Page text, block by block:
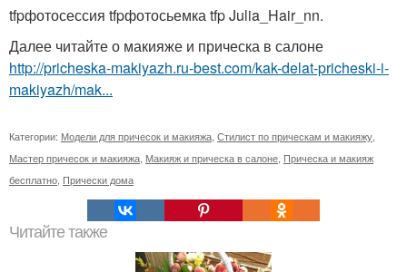
tfpфотосессия tfpфотосьемка tfp Julia_Hair_nn.
Далее читайте о макияже и прическа в салоне
http://pricheska-makiyazh.ru-best.com/kak-delat-pricheski-i-
makiyazh/mak...
Категории: Модели для причесок и макияжа Стилист по прическам и макияжу
Мастер причесок и макияжа Макияж и прическа в салоне Прическа и макияж
бесплатно Прически дома
Читайте также